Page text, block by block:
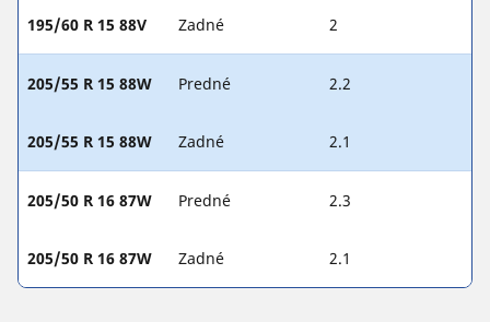
195/60 R 15 88V Zadné 2
205/55 R 15 88W Predné 2.2
205/55 R 15 88W Zadné 2.1
205/50 R 16 87W Predné 2.3
205/50 R 16 87W Zadné 2.1